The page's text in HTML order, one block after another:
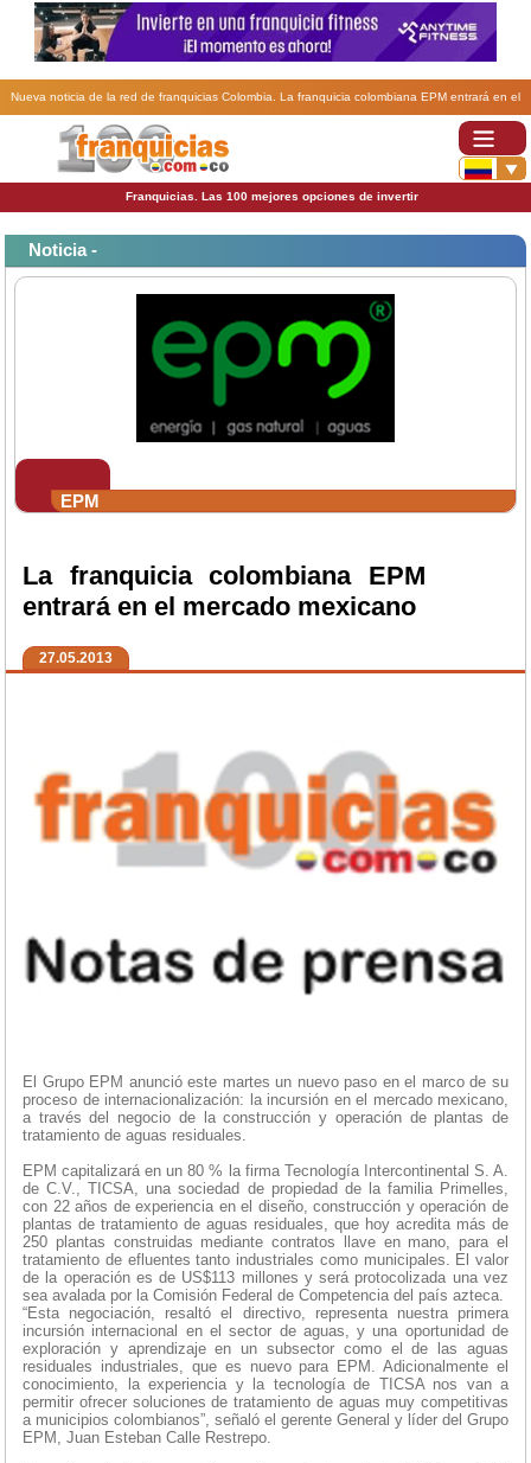
Nueva noticia de la red de franquicias Colombia. La franquicia colombiana EPM entrará en el
Franquicias. Las 100 mejores opciones de invertir
Noticia -
EPM
La franquicia colombiana EPM
entrará en el mercado mexicano
27.05.2013
El Grupo EPM anunció este martes un nuevo paso en el marco de su
proceso de internacionalización: la incursión en el mercado mexicano,
a través del negocio de la construcción y operación de plantas de
tratamiento de aguas residuales.
EPM capitalizará en un 80 % la firma Tecnología Intercontinental S. A.
de C.V., TICSA, una sociedad de propiedad de la familia Primelles,
con 22 años de experiencia en el diseño, construcción y operación de
plantas de tratamiento de aguas residuales, que hoy acredita más de
250 plantas construidas mediante contratos llave en mano, para el
tratamiento de efluentes tanto industriales como municipales. El valor
de la operación es de US$113 millones y será protocolizada una vez
sea avalada por la Comisión Federal de Competencia del país azteca.
“Esta negociación, resaltó el directivo, representa nuestra primera
incursión internacional en el sector de aguas, y una oportunidad de
exploración y aprendizaje en un subsector como el de las aguas
residuales industriales, que es nuevo para EPM. Adicionalmente el
conocimiento, la experiencia y la tecnología de TICSA nos van a
permitir ofrecer soluciones de tratamiento de aguas muy competitivas
a municipios colombianos”, señaló el gerente General y líder del Grupo
EPM, Juan Esteban Calle Restrepo.